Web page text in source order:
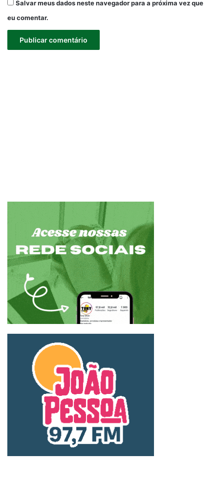
Salvar meus dados neste navegador para a próxima vez que
eu comentar.